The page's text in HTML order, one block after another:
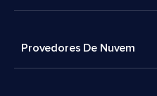
Provedores De Nuvem